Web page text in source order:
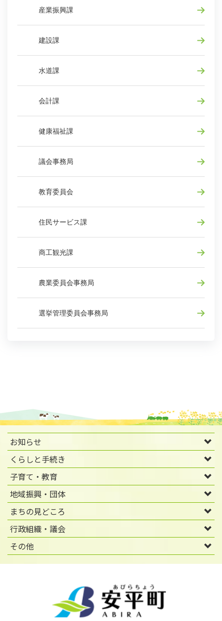
産業振興課
建設課
水道課
会計課
健康福祉課
議会事務局
教育委員会
住民サービス課
商工観光課
農業委員会事務局
選挙管理委員会事務局
お知らせ
くらしと手続き
子育て・教育
地域振興・団体
まちの見どころ
行政組織・議会
その他